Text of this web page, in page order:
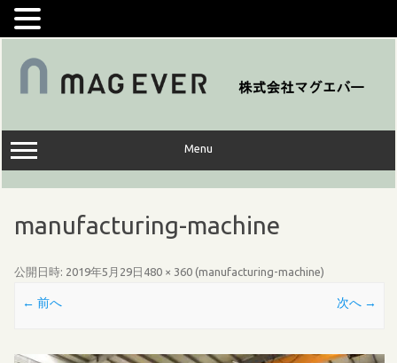
コ
キ
ッ
プ
Menu
manufacturing-machine
公開日時: 2019年5月29日 480 × 360 (manufacturing-machine)
← 前へ 次へ →